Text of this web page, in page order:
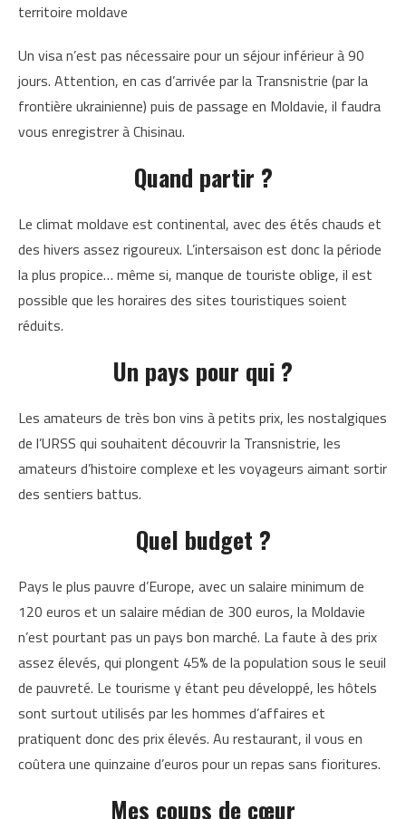
territoire moldave
Un visa n’est pas nécessaire pour un séjour inférieur à 90
jours. Attention, en cas d’arrivée par la Transnistrie (par la
frontière ukrainienne) puis de passage en Moldavie, il faudra
vous enregistrer à Chisinau.
Quand partir ?
Le climat moldave est continental, avec des étés chauds et
des hivers assez rigoureux. L’intersaison est donc la période
la plus propice… même si, manque de touriste oblige, il est
possible que les horaires des sites touristiques soient
réduits.
Un pays pour qui ?
Les amateurs de très bon vins à petits prix, les nostalgiques
de l’URSS qui souhaitent découvrir la Transnistrie, les
amateurs d’histoire complexe et les voyageurs aimant sortir
des sentiers battus.
Quel budget ?
Pays le plus pauvre d’Europe, avec un salaire minimum de
120 euros et un salaire médian de 300 euros, la Moldavie
n’est pourtant pas un pays bon marché. La faute à des prix
assez élevés, qui plongent 45% de la population sous le seuil
de pauvreté. Le tourisme y étant peu développé, les hôtels
sont surtout utilisés par les hommes d’affaires et
pratiquent donc des prix élevés. Au restaurant, il vous en
coûtera une quinzaine d’euros pour un repas sans fioritures.
Mes coups de cœur